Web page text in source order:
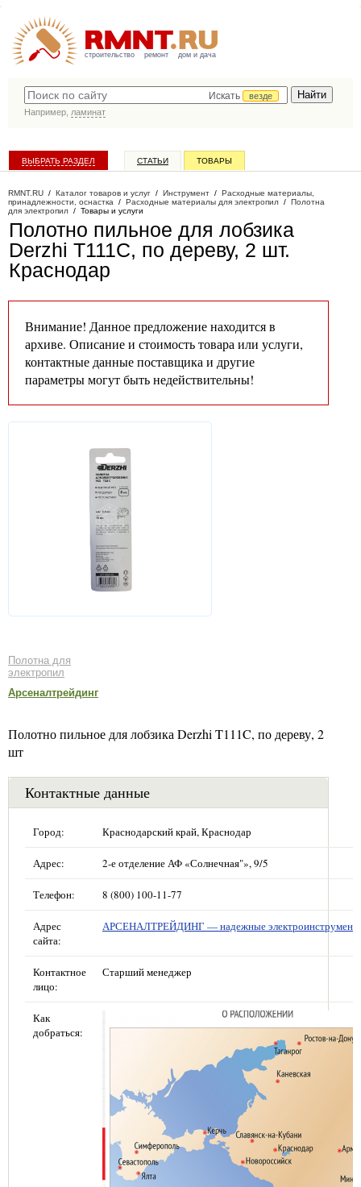
строительство ремонт дом и дача
Искать
везде
Например, ламинат
ВЫБРАТЬ РАЗДЕЛ СТАТЬИ ТОВАРЫ
RMNT.RU / Каталог товаров и услуг / Инструмент / Расходные материалы,
принадлежности, оснастка / Расходные материалы для электропил / Полотна
для электропил / Товары и услуги
Полотно пильное для лобзика
Derzhi T111C, по дереву, 2 шт.
Краснодар
Внимание! Данное предложение находится в
архиве. Описание и стоимость товара или услуги,
контактные данные поставщика и другие
параметры могут быть недействительны!
Полотна для
электропил
Арсеналтрейдинг
Полотно пильное для лобзика Derzhi T111C, по дереву, 2
шт
Контактные данные
Город: Краснодарский край, Краснодар
Адрес: 2-е отделение АФ «Солнечная"», 9/5
Телефон: 8 (800) 100-11-77
Адрес
сайта:
АРСЕНАЛТРЕЙДИНГ — надежные
Контактное
лицо:
Старший менеджер
Как
добраться: